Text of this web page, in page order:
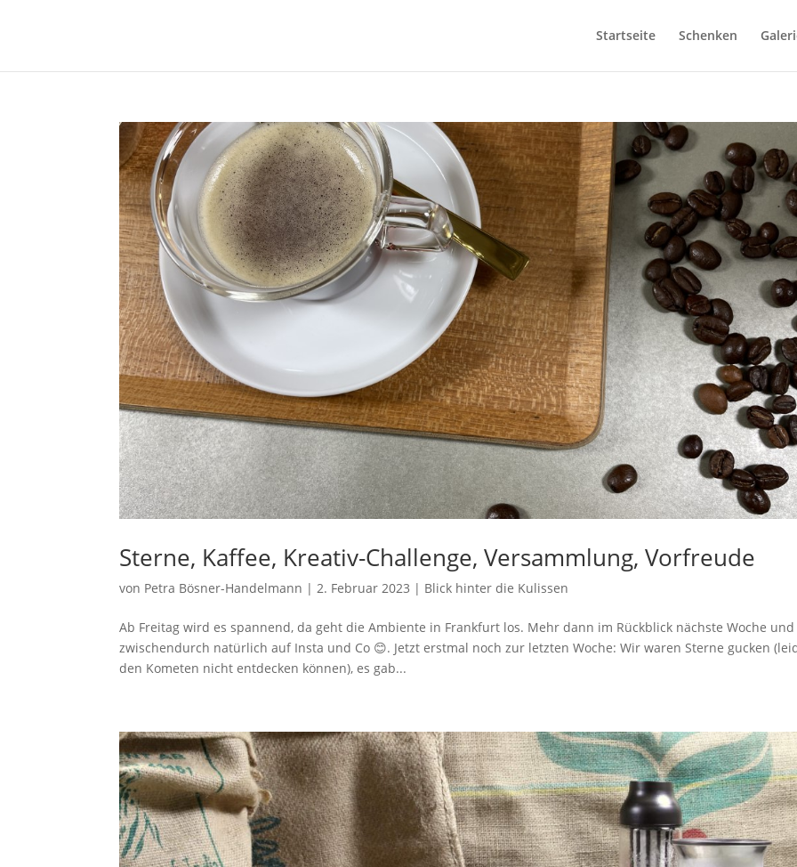
Startseite Schenken
Sterne, Kaffee, Kreativ-Challenge, Versammlung, Vorfreude
von Petra Bösner-Handelmann | 2. Februar 2023 | Blick hinter die Kulissen
Ab Freitag wird es spannend, da geht die Ambiente in Frankfurt los. Mehr dann im Rückblick nächste Woche und
zwischendurch natürlich auf Insta und Co 😊. Jetzt erstmal noch zur letzten Woche: Wir waren Sterne gucken
den Kometen nicht entdecken können), es gab...